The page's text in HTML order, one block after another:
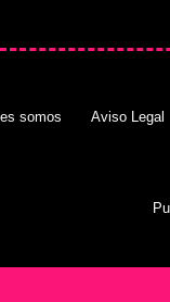
somos Aviso Legal